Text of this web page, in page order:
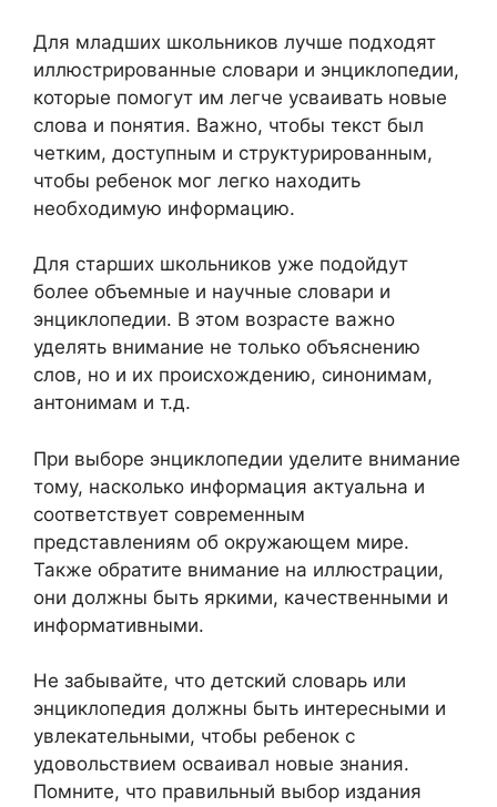
Для младших школьников лучше подходят
иллюстрированные словари и энциклопедии,
которые помогут им легче усваивать новые
слова и понятия. Важно, чтобы текст был
четким, доступным и структурированным,
чтобы ребенок мог легко находить
необходимую информацию.
Для старших школьников уже подойдут
более объемные и научные словари и
энциклопедии. В этом возрасте важно
уделять внимание не только объяснению
слов, но и их происхождению, синонимам,
антонимам и т.д.
При выборе энциклопедии уделите внимание
тому, насколько информация актуальна и
соответствует современным
представлениям об окружающем мире.
Также обратите внимание на иллюстрации,
они должны быть яркими, качественными и
информативными.
Не забывайте, что детский словарь или
энциклопедия должны быть интересными и
увлекательными, чтобы ребенок с
удовольствием осваивал новые знания.
Помните, что правильный выбор издания